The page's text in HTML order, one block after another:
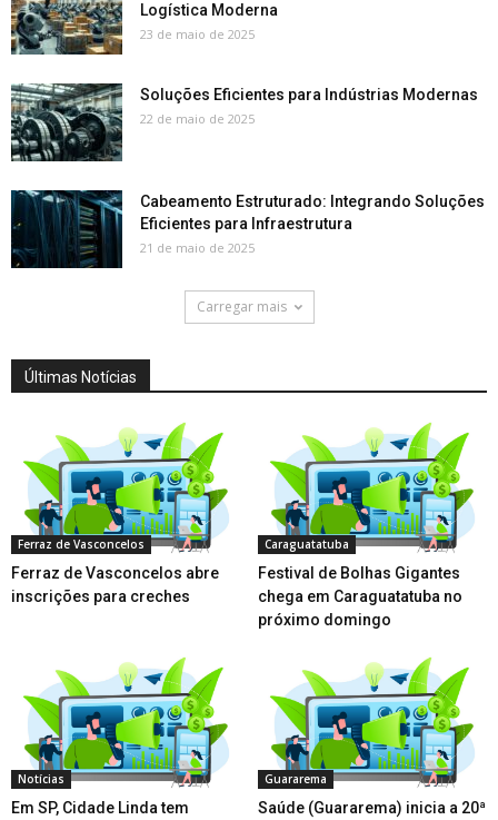
Logística Moderna
23 de maio de 2025
Soluções Eficientes para Indústrias Modernas
22 de maio de 2025
Cabeamento Estruturado: Integrando Soluções
Eficientes para Infraestrutura
21 de maio de 2025
Carregar mais
Últimas Notícias
Ferraz de Vasconcelos
Ferraz de Vasconcelos abre
inscrições para creches
Caraguatatuba
Festival de Bolhas Gigantes
chega em Caraguatatuba no
próximo domingo
Notícias
Em SP, Cidade Linda tem
Guararema
Saúde (Guararema) inicia a 20ª